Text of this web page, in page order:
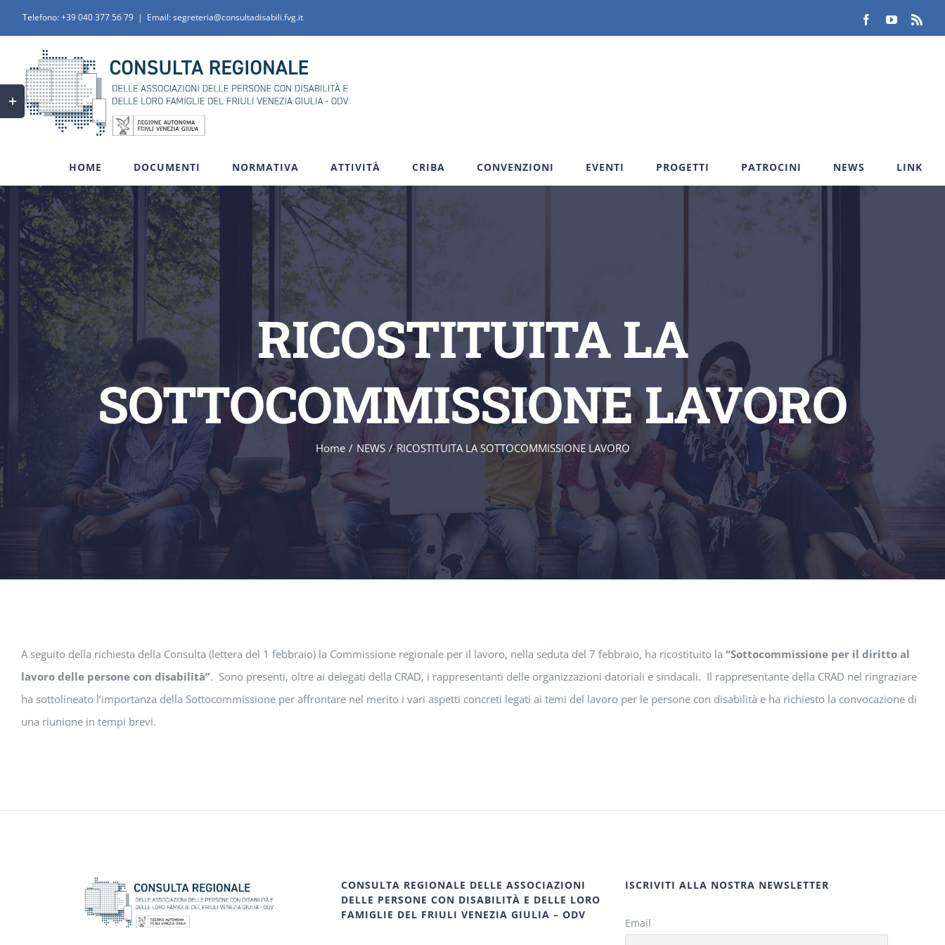
al
contenuto
Telefono:+39 040 377 56 79 | Email: segreteria@consultadisabili.fvg.it FacebookYouTube
HOME DOCUMENTI NORMATIVA ATTIVITÀ CRIBA CONVENZIONI EVENTI PROGETTI PATROCINI NEWS LINK
RICOSTITUITA LA
SOTTOCOMMISSIONE LAVORO
Home / NEWS / RICOSTITUITA LA SOTTOCOMMISSIONE LAVORO
A seguito della richiesta della Consulta (lettera del 1 febbraio) la Commissione regionale per il lavoro, nella seduta del 7 febbraio, ha ricostituito la “Sottocommissione per il diritto al
lavoro delle persone con disabilità”. Sono presenti, oltre ai delegati della CRAD, i rappresentanti delle organizzazioni datoriali e sindacali. Il rappresentante della CRAD nel ringraziare
ha sottolineato l’importanza della Sottocommissione per affrontare nel merito i vari aspetti concreti legati ai temi del lavoro per le persone con disabilità e ha richiesto la convocazione di
una riunione in tempi brevi.
CONSULTA REGIONALE DELLE ASSOCIAZIONI
DELLE PERSONE CON DISABILITÀ E DELLE LORO
FAMIGLIE DEL FRIULI VENEZIA GIULIA – ODV
ISCRIVITI ALLA NOSTRA NEWSLETTER
Email
Toggle
area